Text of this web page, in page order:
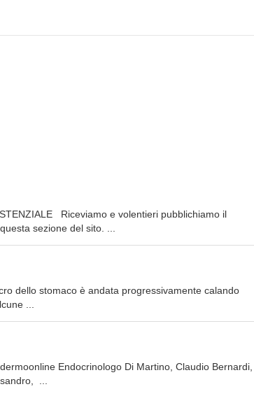
Riceviamo e volentieri pubblichiamo il
sezione del sito. ...
dello stomaco è andata progressivamente calando
...
Endocrinologo Di Martino, Claudio Bernardi,
...